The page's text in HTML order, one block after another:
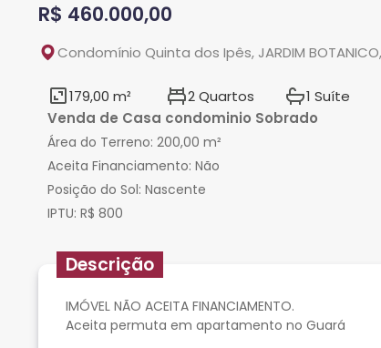
R$ 460.000,00
Condomínio Quinta dos Ipês, JARDIM BOTANICO,
179,00 m² 2 Quartos 1 Suíte
Venda de Casa condominio Sobrado
Área do Terreno: 200,00 m²
Aceita Financiamento: Não
Posição do Sol: Nascente
IPTU: R$ 800
Descrição
IMÓVEL NÃO ACEITA FINANCIAMENTO.
Aceita permuta em apartamento no Guará